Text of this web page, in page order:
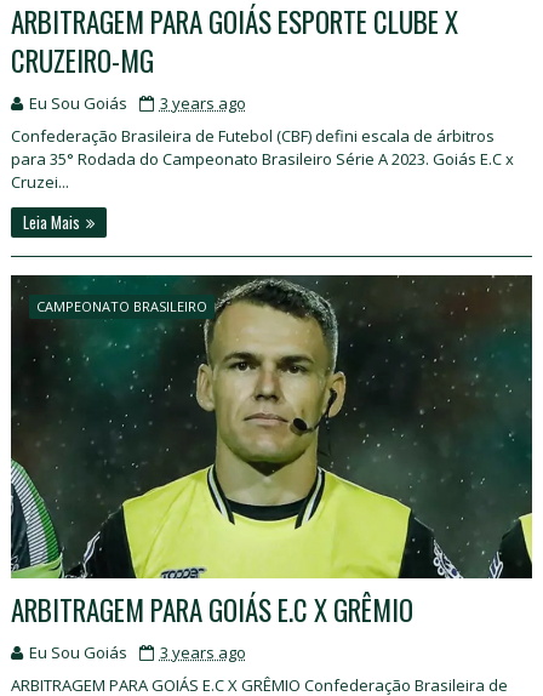
ARBITRAGEM PARA GOIÁS ESPORTE CLUBE X
CRUZEIRO-MG
Eu Sou Goiás
3 years ago
Confederação Brasileira de Futebol (CBF) defini escala de árbitros
para 35° Rodada do Campeonato Brasileiro Série A 2023. Goiás E.C x
Cruzei...
Leia Mais
CAMPEONATO BRASILEIRO
ARBITRAGEM PARA GOIÁS E.C X GRÊMIO
Eu Sou Goiás
3 years ago
ARBITRAGEM PARA GOIÁS E.C X GRÊMIO Confederação Brasileira de